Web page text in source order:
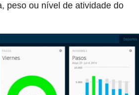
peso ou nível de atividade do